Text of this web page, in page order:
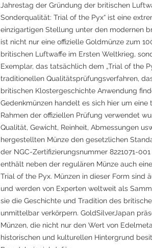
Jahrestag der Gründung der britischen
Sonderqualität: Trial of the Pyx“ ist eine
einzigartigen Stellung unter den modernen
ist nicht nur eine offizielle Goldmünze zum
britischen Luftwaffe im Ersten Weltkrieg,
Exemplar, das tatsächlich dem „Trial of the
traditionellen Qualitätsprüfungsverfahren,
britischen Klostergeschichte Anwendung
Gedenkmünzen handelt es sich hier um eine
Rahmen der offiziellen Prüfung verwendet
Qualität, Gewicht, Reinheit, Abmessungen
hergestellten Münze den gesetzlichen
der NGC-Zertifizierungsnummer 8221071-
enthält neben der regulären Münze auch
Trial of the Pyx. Münzen in dieser Form sind
und werden von Experten weltweit als
sie die Geschichte und Tradition des
unmittelbar verkörpern. GoldSilverJapan
Münzen, die nicht nur den Wert von
historischen und kulturellen Hintergrund